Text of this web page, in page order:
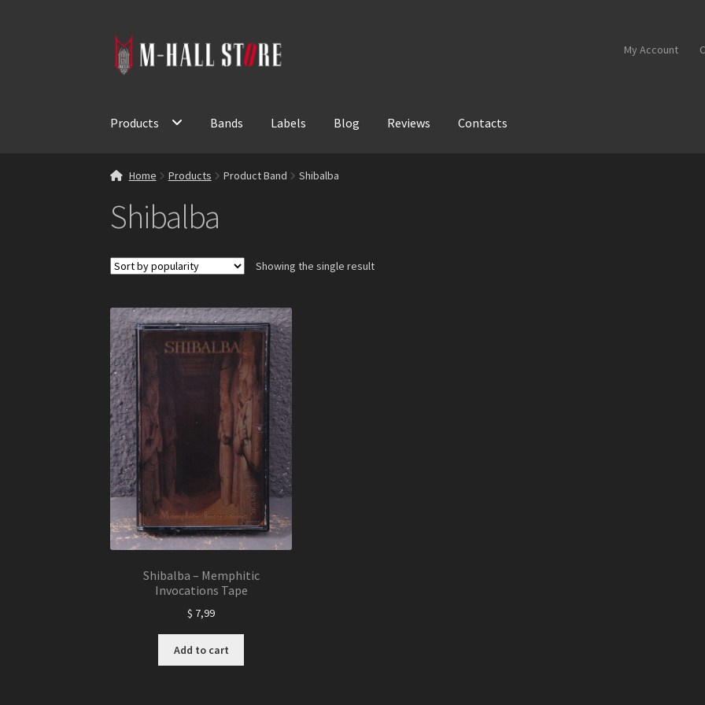
Skip
to
Skip
to
My Account
Products Bands Labels Blog Reviews Contacts
Home Products Product Band Shibalba
Shibalba
Showing the single result
Shibalba – Memphitic
Invocations Tape
$ 7,99
Add to cart